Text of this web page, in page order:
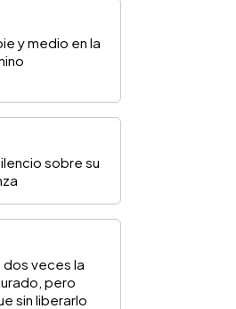
y medio en la
sobre su
dos veces la
pero
sin liberarlo